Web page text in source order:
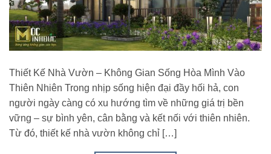
Thiết Kế Nhà Vườn – Không Gian Sống Hòa Mình Vào
Thiên Nhiên Trong nhịp sống hiện đại đầy hối hả, con
người ngày càng có xu hướng tìm về những giá trị bền
vững – sự bình yên, cân bằng và kết nối với thiên nhiên.
Từ đó, thiết kế nhà vườn không chỉ […]